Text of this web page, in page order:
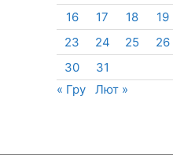
16
17 18 19
23
24 25 26
30
31
« Гру
Лют »